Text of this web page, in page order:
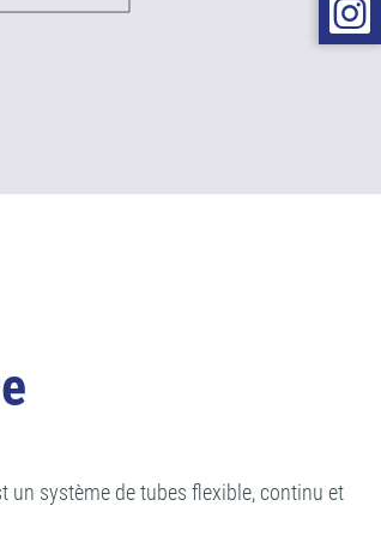
un système de tubes flexible, continu et